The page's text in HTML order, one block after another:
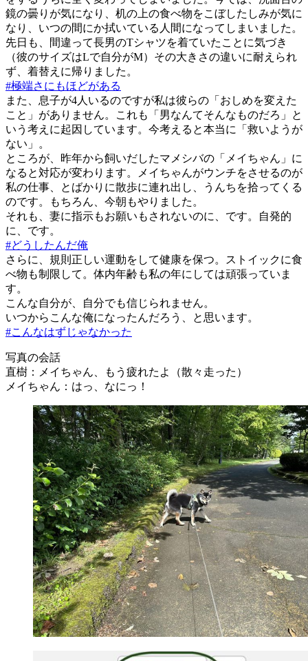
鏡の曇りが気になり、机の上の食べ物をこぼしたしみが気に
なり、いつの間にか拭いている人間になってしまいました。
先日も、間違って長男のTシャツを着ていたことに気づき
（彼のサイズはLで自分がM）その大きさの違いに耐えられ
ず、着替えに帰りました。
#極端さにもほどがある
また、息子が4人いるのですが私は彼らの「おしめを変えた
こと」がありません。これも「男なんてそんなものだろ」と
いう考えに起因しています。今考えると本当に「救いようが
ない」。
ところが、昨年から飼いだしたマメシバの「メイちゃん」に
なると対応が変わります。メイちゃんがウンチをさせるのが
私の仕事、とばかりに散歩に連れ出し、うんちを拾ってくる
のです。もちろん、今朝もやりました。
それも、妻に指示もお願いもされないのに、です。自発的
に、です。
#どうしたんだ俺
さらに、規則正しい運動をして健康を保つ。ストイックに食
べ物も制限して。体内年齢も私の年にしては頑張っていま
す。
こんな自分が、自分でも信じられません。
いつからこんな俺になったんだろう、と思います。
#こんなはずじゃなかった
写真の会話
直樹：メイちゃん、もう疲れたよ（散々走った）
メイちゃん：はっ、なにっ！